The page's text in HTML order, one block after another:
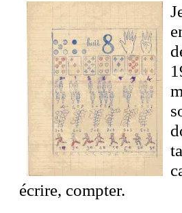
écrire, compter.